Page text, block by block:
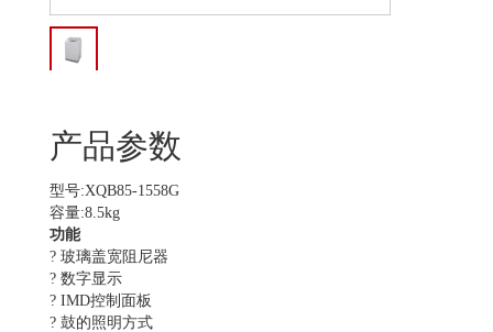
产品参数
型号:XQB85-1558G
容量:8.5kg
功能
? 玻璃盖宽阻尼器
? 数字显示
? IMD控制面板
? 鼓的照明方式